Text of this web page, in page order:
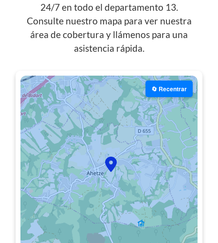
24/7 en todo el departamento 13.
Consulte nuestro mapa para ver nuestra
área de cobertura y llámenos para una
asistencia rápida.
🔄 Recentrar